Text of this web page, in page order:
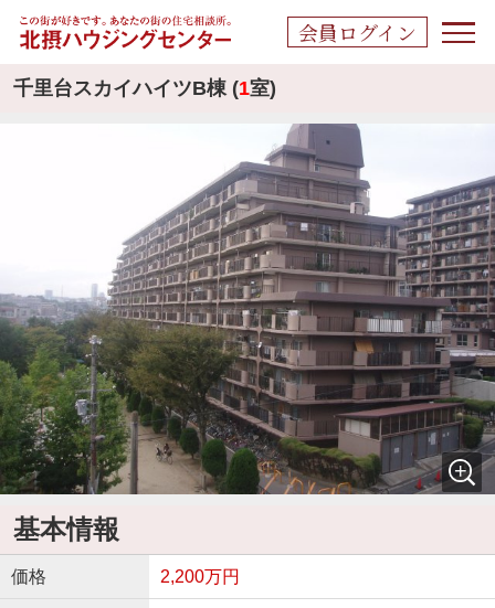
会員ログイン
千里台スカイハイツB棟 (1室)
基本情報
価格 2,200万円